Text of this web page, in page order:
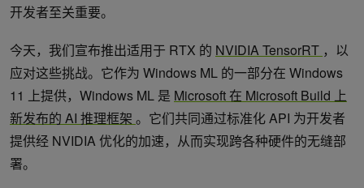
开发者至关重要。
今天，我们宣布推出适用于 RTX 的 NVIDIA TensorRT ，以
应对这些挑战。它作为 Windows ML 的一部分在 Windows
11 上提供，Windows ML 是 Microsoft 在 Microsoft Build 上
新发布的 AI 推理框架 。它们共同通过标准化 API 为开发者
提供经 NVIDIA 优化的加速，从而实现跨各种硬件的无缝部
署。